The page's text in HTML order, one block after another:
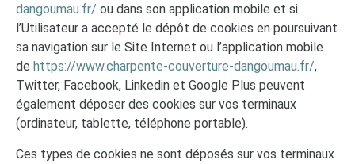
dangoumau.fr/ ou dans son application mobile et si
l’Utilisateur a accepté le dépôt de cookies en poursuivant
sa navigation sur le Site Internet ou l’application mobile
de https://www.charpente-couverture-dangoumau.fr/,
Twitter, Facebook, Linkedin et Google Plus peuvent
également déposer des cookies sur vos terminaux
(ordinateur, tablette, téléphone portable).
Ces types de cookies ne sont déposés sur vos terminaux